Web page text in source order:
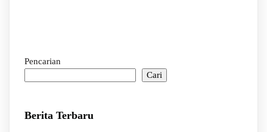
Pencarian
Cari
Berita Terbaru